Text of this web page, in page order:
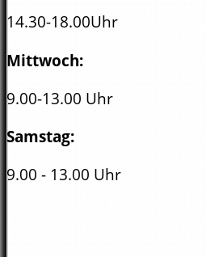
14.30-18.00Uhr
Mittwoch:
9.00-13.00 Uhr
Samstag:
9.00 - 13.00 Uhr